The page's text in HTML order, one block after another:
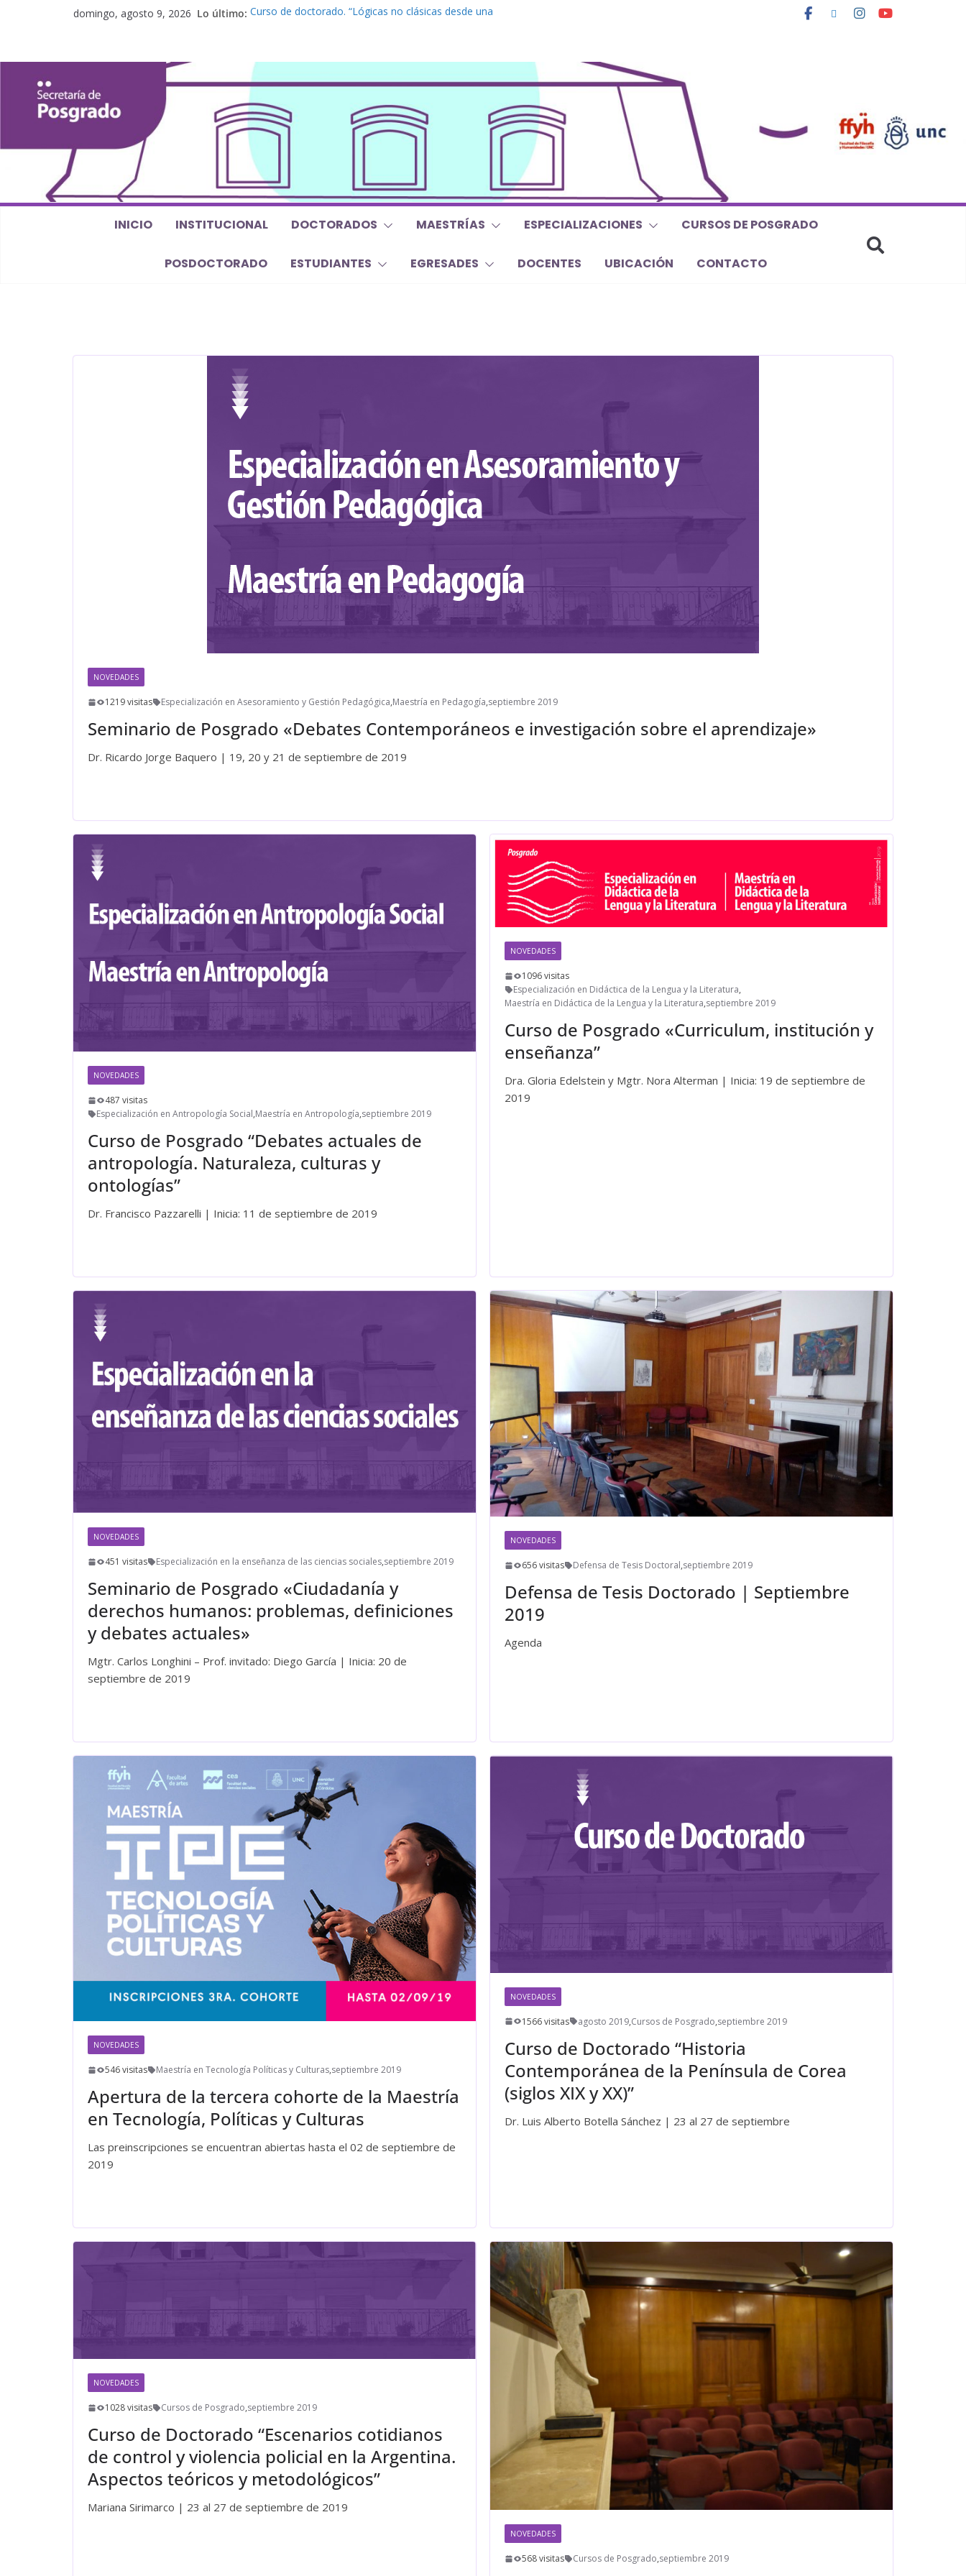
domingo, agosto 9, 2026 Lo último: Curso de doctorado. “Lógicas no clásicas desde una
Curso de posgrado. Inglés. “Nivel 1”
Curso de doctorado “Mirar, juzgar, sentir”
Defensas de Tesis y Trabajos Finales | Agosto 2026
INICIO INSTITUCIONAL DOCTORADOS MAESTRÍAS ESPECIALIZACIONES CURSOS DE POSGRADO
POSDOCTORADO ESTUDIANTES EGRESADES DOCENTES UBICACIÓN CONTACTO
NOVEDADES
1219 visitas Especialización en Asesoramiento y Gestión Pedagógica,Maestría en Pedagogía,septiembre 2019
Seminario de Posgrado «Debates Contemporáneos e investigación sobre el aprendizaje»
Dr. Ricardo Jorge Baquero | 19, 20 y 21 de septiembre de 2019
NOVEDADES
487 visitas
Especialización en Antropología Social,Maestría en Antropología,septiembre 2019
Curso de Posgrado “Debates actuales de
antropología. Naturaleza, culturas y
ontologías”
Dr. Francisco Pazzarelli | Inicia: 11 de septiembre de 2019
NOVEDADES
1096 visitas
Especialización en Didáctica de la Lengua y la Literatura,
Maestría en Didáctica de la Lengua y la Literatura,septiembre 2019
Curso de Posgrado «Curriculum, institución y
enseñanza”
Dra. Gloria Edelstein y Mgtr. Nora Alterman | Inicia: 19 de septiembre de
2019
NOVEDADES
451 visitas Especialización en la enseñanza de las ciencias sociales,septiembre 2019
Seminario de Posgrado «Ciudadanía y
derechos humanos: problemas, definiciones
y debates actuales»
Mgtr. Carlos Longhini – Prof. invitado: Diego García | Inicia: 20 de
septiembre de 2019
NOVEDADES
656 visitas Defensa de Tesis Doctoral,septiembre 2019
Defensa de Tesis Doctorado | Septiembre
2019
Agenda
NOVEDADES
546 visitas Maestría en Tecnología Políticas y Culturas,septiembre 2019
Apertura de la tercera cohorte de la Maestría
en Tecnología, Políticas y Culturas
Las preinscripciones se encuentran abiertas hasta el 02 de septiembre de
2019
NOVEDADES
1566 visitas agosto 2019,Cursos de Posgrado,septiembre 2019
Curso de Doctorado “Historia
Contemporánea de la Península de Corea
(siglos XIX y XX)”
Dr. Luis Alberto Botella Sánchez | 23 al 27 de septiembre
NOVEDADES
1028 visitas Cursos de Posgrado,septiembre 2019
Curso de Doctorado “Escenarios cotidianos
de control y violencia policial en la Argentina.
Aspectos teóricos y metodológicos”
Mariana Sirimarco | 23 al 27 de septiembre de 2019
NOVEDADES
568 visitas Cursos de Posgrado,septiembre 2019